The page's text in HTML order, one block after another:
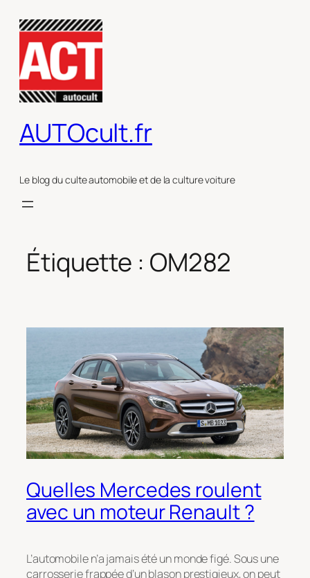
contenu
AUTOcult.fr
Le blog du culte automobile et de la culture voiture
Étiquette : OM282
Quelles Mercedes roulent
avec un moteur Renault ?
L’automobile n’a jamais été un monde figé. Sous une
carrosserie frappée d’un blason prestigieux, on peut